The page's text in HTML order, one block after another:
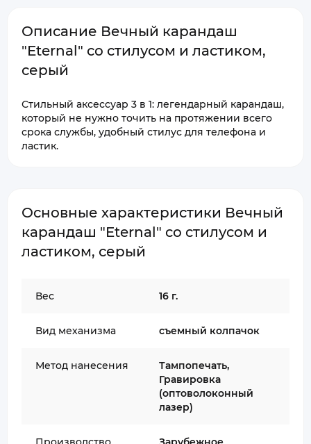
Описание Вечный карандаш
"Eternal" со стилусом и ластиком,
серый
Стильный аксессуар 3 в 1: легендарный карандаш,
который не нужно точить на протяжении всего
срока службы, удобный стилус для телефона и
ластик.
Основные характеристики Вечный
карандаш "Eternal" со стилусом и
ластиком, серый
Вес 16 г.
Вид механизма съемный колпачок
Метод нанесения
Тампопечать,
Гравировка
(оптоволоконный
лазер)